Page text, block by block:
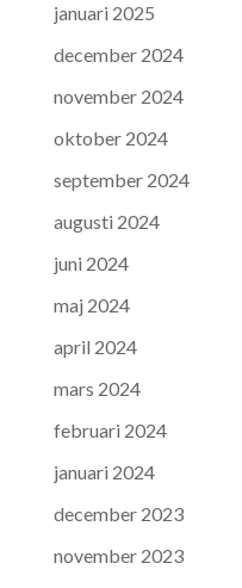
januari 2025
december 2024
november 2024
oktober 2024
september 2024
augusti 2024
juni 2024
maj 2024
april 2024
mars 2024
februari 2024
januari 2024
december 2023
november 2023